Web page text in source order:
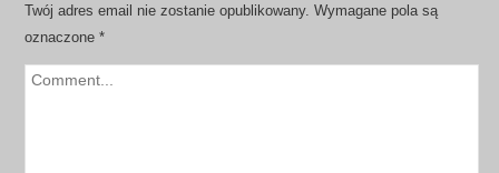
Twój adres email nie zostanie opublikowany. Wymagane pola są
oznaczone*